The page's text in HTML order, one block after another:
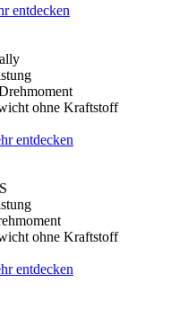
entdecken
ohne Kraftstoff
entdecken
ohne Kraftstoff
entdecken